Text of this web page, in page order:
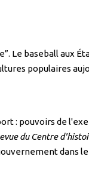
Le baseball aux
populaires
: pouvoirs de
du Centre
dans le